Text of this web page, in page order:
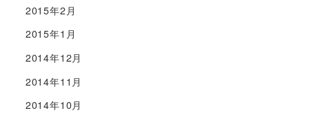
2015年2月
2015年1月
2014年12月
2014年11月
2014年10月